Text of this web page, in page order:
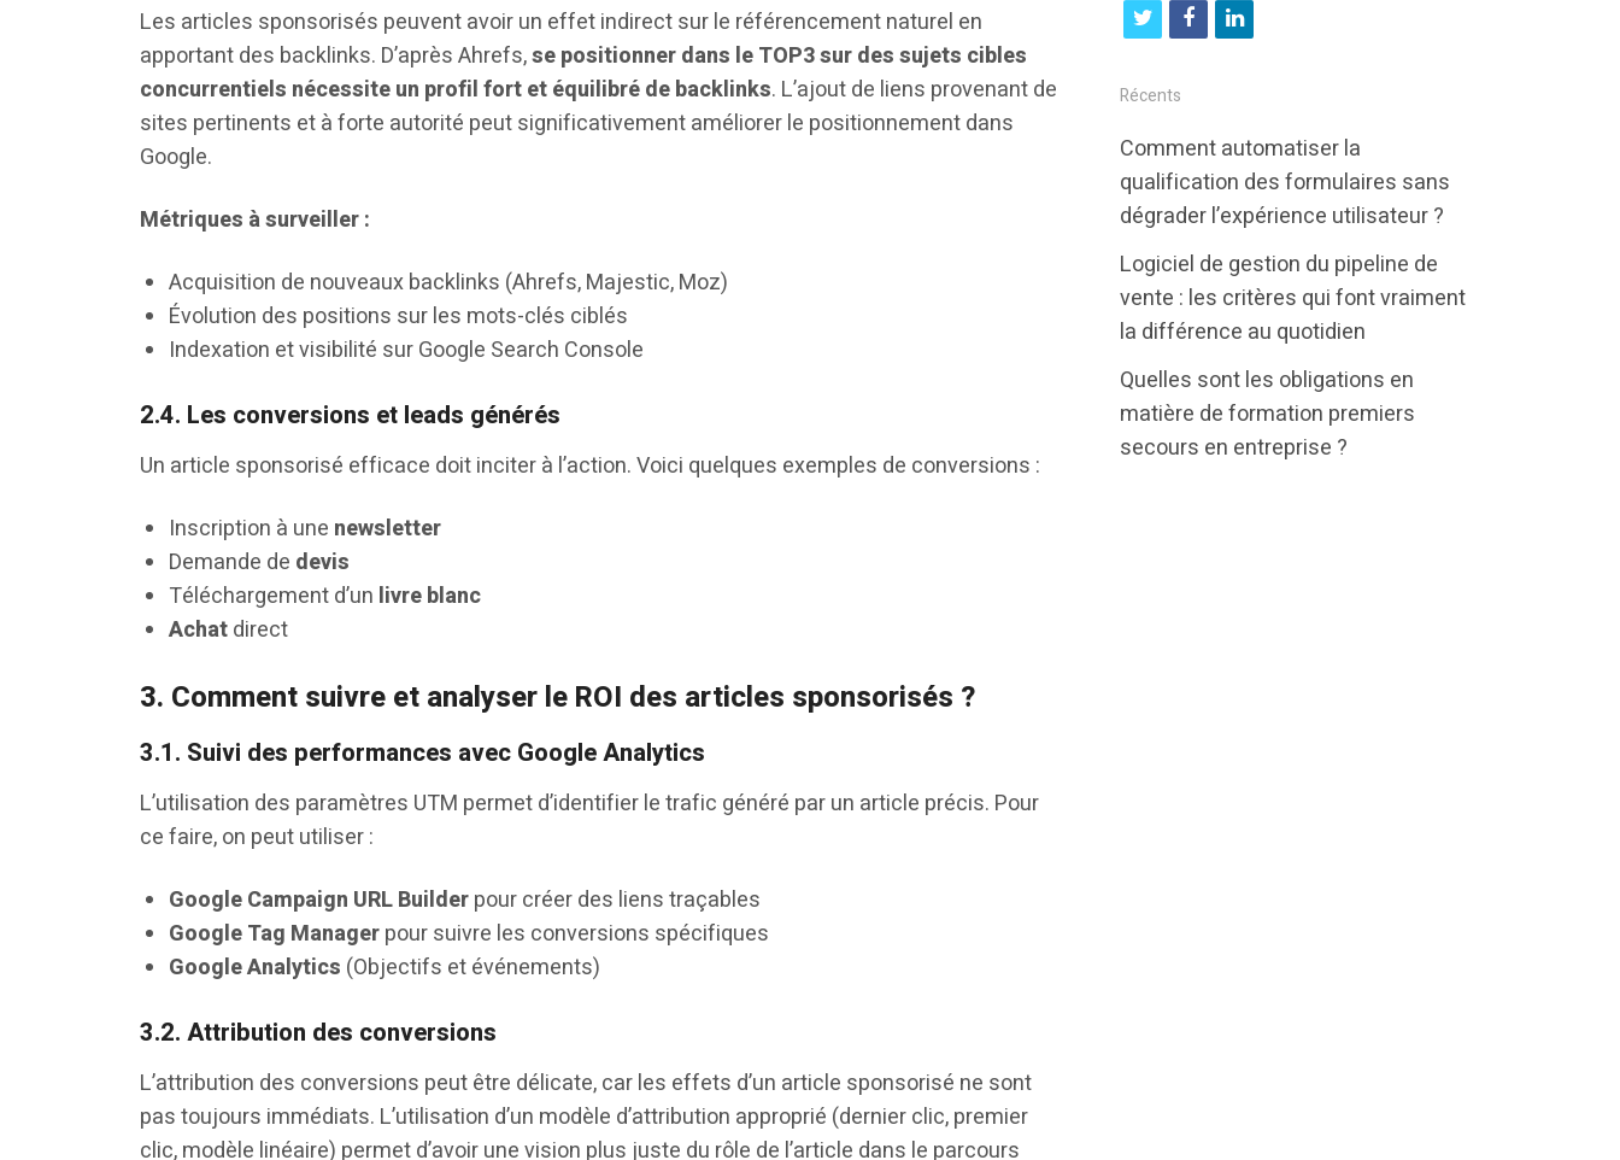
Les articles sponsorisés peuvent avoir un effet indirect sur le référencement naturel en
apportant des backlinks. D’après Ahrefs,se positionner dans le TOP3 sur des sujets cibles
concurrentiels nécessite un profil fort et équilibré de backlinks. L’ajout de liens provenant de
sites pertinents et à forte autorité peut significativement améliorer le positionnement dans
Google.
Métriques à surveiller :
Acquisition de nouveaux backlinks (Ahrefs, Majestic, Moz)
Évolution des positions sur les mots-clés ciblés
Indexation et visibilité sur Google Search Console
2.4. Les conversions et leads générés
Un article sponsorisé efficace doit inciter à l’action. Voici quelques exemples de conversions :
Inscription à une newsletter
Demande de devis
Téléchargement d’un livre blanc
Achatdirect
3. Comment suivre et analyser le ROI des articles sponsorisés ?
3.1. Suivi des performances avec Google Analytics
L’utilisation des paramètres UTM permet d’identifier le trafic généré par un article précis. Pour
ce faire, on peut utiliser :
Google Campaign URL Builderpour créer des liens traçables
Google Tag Managerpour suivre les conversions spécifiques
Google Analytics (Objectifs et événements)
3.2. Attribution des conversions
L’attribution des conversions peut être délicate, car les effets d’un article sponsorisé ne sont
pas toujours immédiats. L’utilisation d’un modèle d’attribution approprié (dernier clic, premier
clic, modèle linéaire) permet d’avoir une vision plus juste du rôle de l’article dans le parcours
t
i
t
e
r
f
b
o
k
l
k
e
d
n
Récents
Comment automatiser la
qualification des formulaires sans
dégrader l’expérience utilisateur ?
Logiciel de gestion du pipeline de
vente : les critères qui font vraiment
la différence au quotidien
Quelles sont les obligations en
matière de formation premiers
secours en entreprise ?